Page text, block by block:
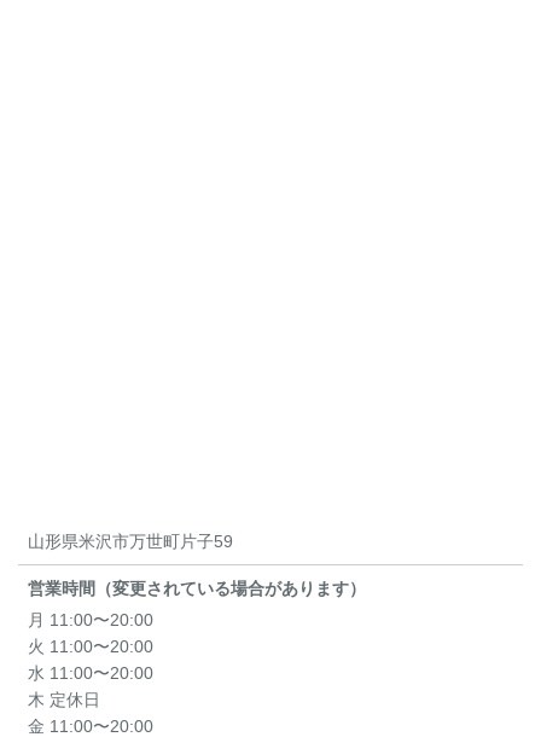
山形県米沢市万世町片子59
営業時間（変更されている場合があります）
月 11:00〜20:00
火 11:00〜20:00
水 11:00〜20:00
木 定休日
金 11:00〜20:00